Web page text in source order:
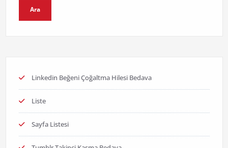
Ara
Linkedin Beğeni Çoğaltma Hilesi Bedava
Liste
Sayfa Listesi